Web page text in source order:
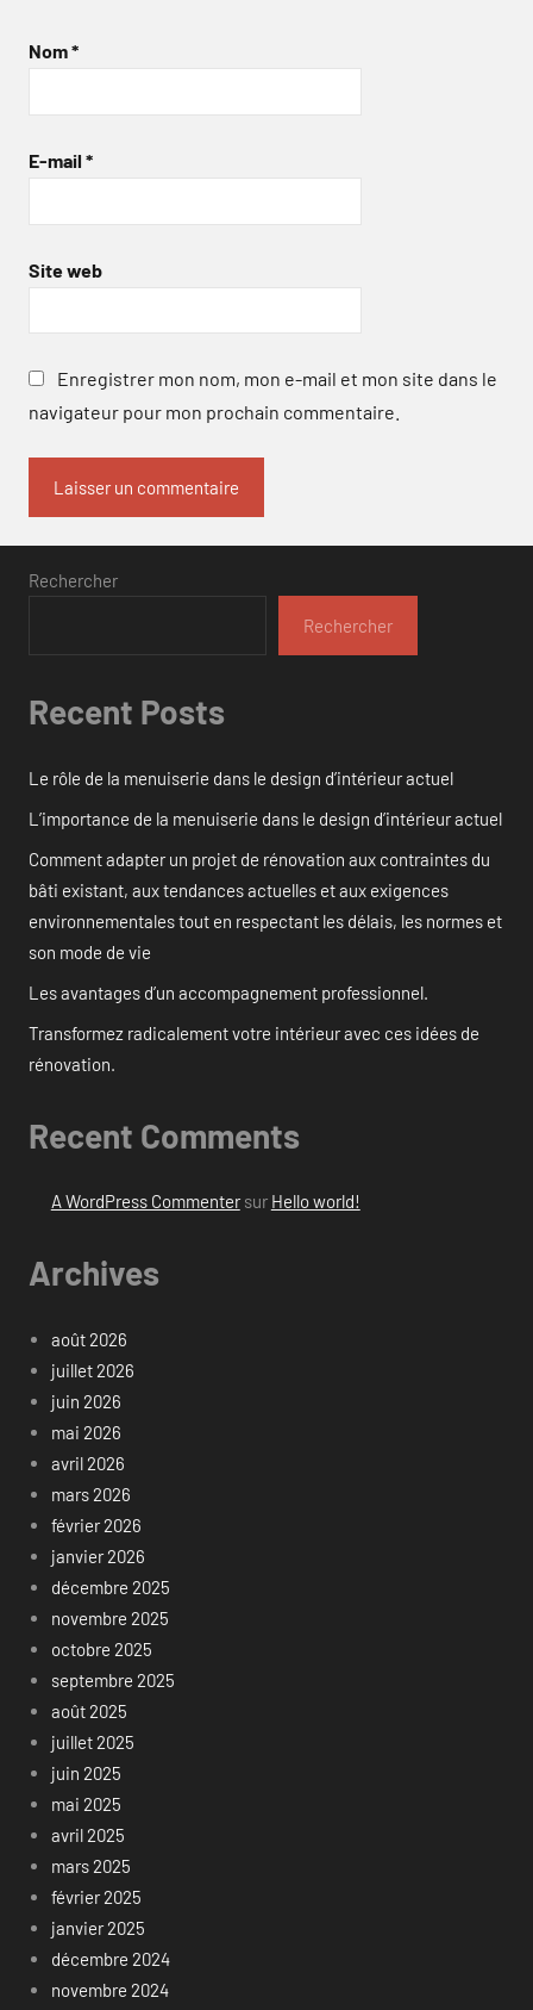
Nom*
E-mail *
Site web
Enregistrer mon nom, mon e-mail et mon site dans le
navigateur pour mon prochain commentaire.
Rechercher
Rechercher
Recent Posts
Le rôle de la menuiserie dans le design d’intérieur actuel
L’importance de la menuiserie dans le design d’intérieur actuel
Comment adapter un projet de rénovation aux contraintes du
bâti existant, aux tendances actuelles et aux exigences
environnementales tout en respectant les délais, les normes et
son mode de vie
Les avantages d’un accompagnement professionnel.
Transformez radicalement votre intérieur avec ces idées de
rénovation.
Recent Comments
A WordPress Commentersur Hello world!
Archives
août 2026
juillet 2026
juin 2026
mai 2026
avril 2026
mars 2026
février 2026
janvier 2026
décembre 2025
novembre 2025
octobre 2025
septembre 2025
août 2025
juillet 2025
juin 2025
mai 2025
avril 2025
mars 2025
février 2025
janvier 2025
décembre 2024
novembre 2024